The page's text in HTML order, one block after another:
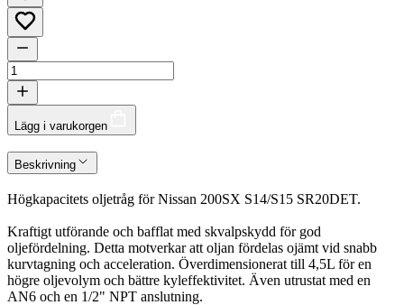
Lägg i varukorgen
Beskrivning
Högkapacitets oljetråg för Nissan 200SX S14/S15 SR20DET.
Kraftigt utförande och bafflat med skvalpskydd för god
oljefördelning. Detta motverkar att oljan fördelas ojämt vid snabb
kurvtagning och acceleration. Överdimensionerat till 4,5L för en
högre oljevolym och bättre kyleffektivitet. Även utrustat med en
AN6 och en 1/2" NPT anslutning.